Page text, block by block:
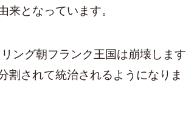
来となっています。
ング朝フランク王国は崩壊します
割されて統治されるようになりま